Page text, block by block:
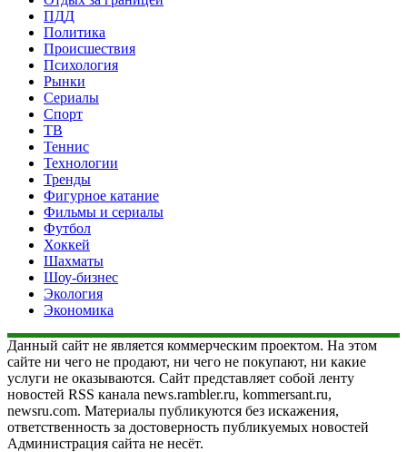
ПДД
Политика
Происшествия
Психология
Рынки
Сериалы
Спорт
ТВ
Теннис
Технологии
Тренды
Фигурное катание
Фильмы и сериалы
Футбол
Хоккей
Шахматы
Шоу-бизнес
Экология
Экономика
Данный сайт не является коммерческим проектом. На этом
сайте ни чего не продают, ни чего не покупают, ни какие
услуги не оказываются. Сайт представляет собой ленту
новостей RSS канала news.rambler.ru, kommersant.ru,
newsru.com. Материалы публикуются без искажения,
ответственность за достоверность публикуемых новостей
Администрация сайта не несёт.